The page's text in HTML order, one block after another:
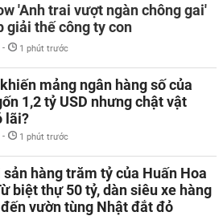
'Anh trai vượt ngàn chông gai'
giải thế công ty con
- 1 phút trước
mảng ngân hàng số của
1,2 tỷ USD nhưng chật vật
lãi?
- 1 phút trước
sản hàng trăm tỷ của Huấn Hoa
biệt thự 50 tỷ, dàn siêu xe hàng
vườn tùng Nhật đắt đỏ